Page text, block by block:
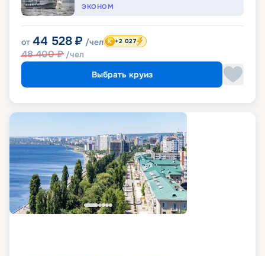
ЭКОНОМ
от 44 528 ₽ /чел
48 400₽ /чел
+2 027
Выбрать круиз